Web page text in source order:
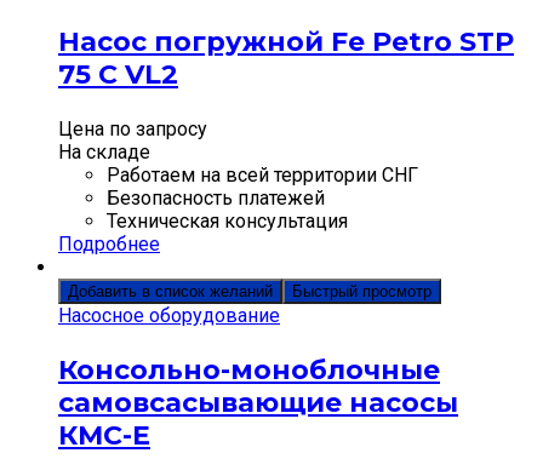
Насос погружной Fe Petro STP
75 C VL2
Цена по запросу
На складе
Работаем на всей территории СНГ
Безопасность платежей
Техническая консультация
Подробнее
Добавить в список желаний Быстрый просмотр
Насосное оборудование
Консольно-моноблочные
самовсасывающие насосы
КМС-Е